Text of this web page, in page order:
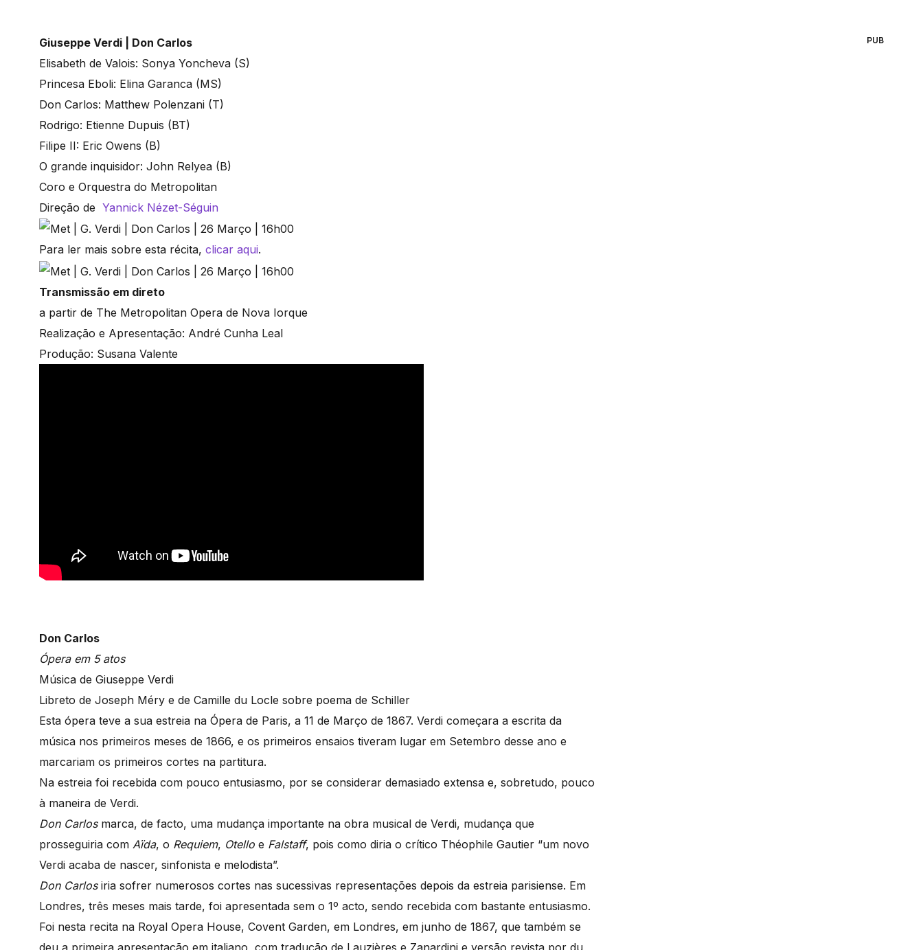
Giuseppe Verdi | Don Carlos
Elisabeth de Valois: Sonya Yoncheva (S)
Princesa Eboli: Elina Garanca (MS)
Don Carlos: Matthew Polenzani (T)
Rodrigo: Etienne Dupuis (BT)
Filipe II: Eric Owens (B)
O grande inquisidor: John Relyea (B)
Coro e Orquestra do Metropolitan
Direção de Yannick Nézet-Séguin
Para ler mais sobre esta récita, clicar aqui.
Transmissão em direto
a partir de The Metropolitan Opera de Nova Iorque
Realização e Apresentação: André Cunha Leal
Produção: Susana Valente
Don Carlos
Ópera em 5 atos
Música de Giuseppe Verdi
Libreto de Joseph Méry e de Camille du Locle sobre poema de Schiller
Esta ópera teve a sua estreia na Ópera de Paris, a 11 de Março de 1867. Verdi começara a escrita da
música nos primeiros meses de 1866, e os primeiros ensaios tiveram lugar em Setembro desse ano e
marcariam os primeiros cortes na partitura.
Na estreia foi recebida com pouco entusiasmo, por se considerar demasiado extensa e, sobretudo, pouco
à maneira de Verdi.
Don Carlosmarca, de facto, uma mudança importante na obra musical de Verdi, mudança que
prosseguiria com Aïda, o Requiem, Otello e Falstaff, pois como diria o crítico Théophile Gautier “um novo
Verdi acaba de nascer, sinfonista e melodista”.
Don Carlos iria sofrer numerosos cortes nas sucessivas representações depois da estreia parisiense. Em
Londres, três meses mais tarde, foi apresentada sem o 1º acto, sendo recebida com bastante entusiasmo.
Foi nesta recita na Royal Opera House, Covent Garden, em Londres, em junho de 1867, que também se
deu a primeira apresentação em italiano, com tradução de Lauzières e Zanardini e versão revista por du
PUB